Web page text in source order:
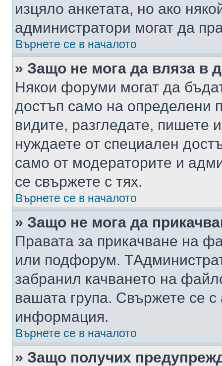
изцяло анкетата, но ако
администратори могат да
Върнете се в началото
» Защо не мога да вляза в
Някои форуми могат да
достъп само на определени
видите, разгледате, пишете
нуждаете от специален
само от модераторите и
се свържете с тях.
Върнете се в началото
» Защо не мога да
Правата за прикачване на
или подфорум.
забранил качването на
вашата група. Свържете се
информация.
Върнете се в началото
» Защо получих